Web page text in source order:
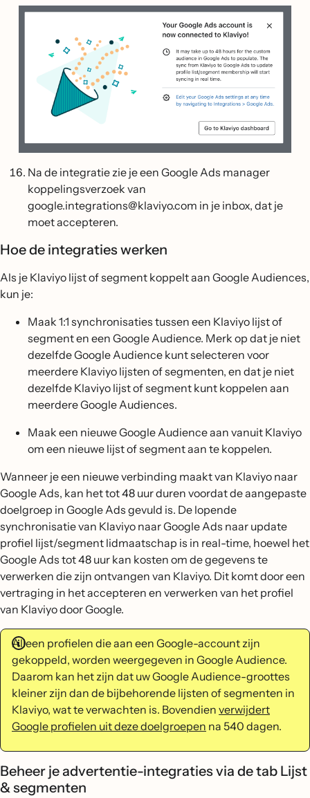
Na de integratie zie je een Google Ads manager
koppelingsverzoek van
google.integrations@klaviyo.com in je inbox, dat je
moet accepteren.
Hoe de integraties werken
Als je Klaviyo lijst of segment koppelt aan Google Audiences,
kun je:
Maak 1:1 synchronisaties tussen een Klaviyo lijst of
segment en een Google Audience. Merk op dat je niet
dezelfde Google Audience kunt selecteren voor
meerdere Klaviyo lijsten of segmenten, en dat je niet
dezelfde Klaviyo lijst of segment kunt koppelen aan
meerdere Google Audiences.
Maak een nieuwe Google Audience aan vanuit Klaviyo
om een nieuwe lijst of segment aan te koppelen.
Wanneer je een nieuwe verbinding maakt van Klaviyo naar
Google Ads, kan het tot 48 uur duren voordat de aangepaste
doelgroep in Google Ads gevuld is. De lopende
synchronisatie van Klaviyo naar Google Ads naar update
profiel lijst/segment lidmaatschap is in real-time, hoewel het
Google Ads tot 48 uur kan kosten om de gegevens te
verwerken die zijn ontvangen van Klaviyo. Dit komt door een
vertraging in het accepteren en verwerken van het profiel
van Klaviyo door Google.
Alleen profielen die aan een Google-account zijn
gekoppeld, worden weergegeven in Google Audience.
Daarom kan het zijn dat uw Google Audience-groottes
kleiner zijn dan de bijbehorende lijsten of segmenten in
Klaviyo, wat te verwachten is. Bovendien verwijdert
Google profielen uit deze doelgroepen na 540 dagen.
Beheer je advertentie-integraties via de tab Lijst
& segmenten